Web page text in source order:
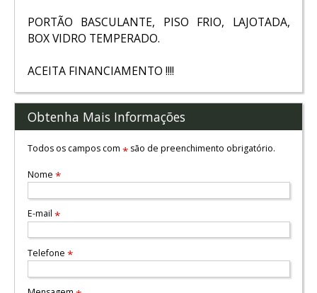
PORTÃO BASCULANTE, PISO FRIO, LAJOTADA,
BOX VIDRO TEMPERADO.
ACEITA FINANCIAMENTO !!!!
Obtenha Mais Informações
Todos os campos com *são de preenchimento obrigatório.
Nome *
E-mail *
Telefone *